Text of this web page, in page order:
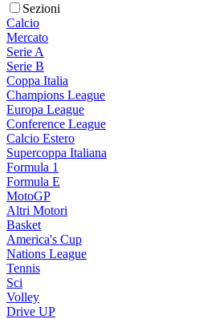
Sezioni
Calcio
Mercato
Serie A
Serie B
Coppa Italia
Champions League
Europa League
Conference League
Calcio Estero
Supercoppa Italiana
Formula 1
Formula E
MotoGP
Altri Motori
Basket
America's Cup
Nations League
Tennis
Sci
Volley
Drive UP